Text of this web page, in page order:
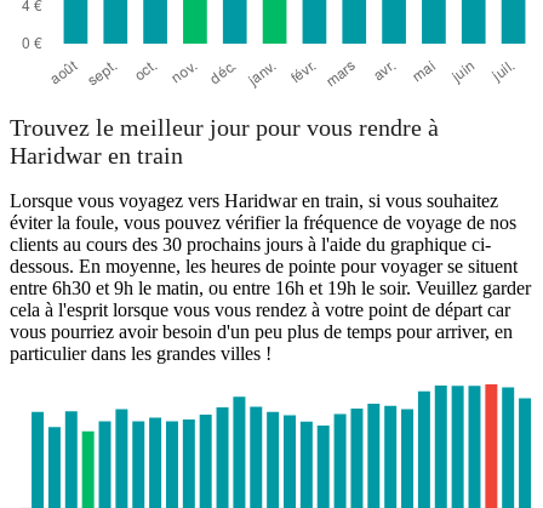
Trouvez le meilleur jour pour vous rendre à
Haridwar en train
Lorsque vous voyagez vers Haridwar en train, si vous souhaitez
éviter la foule, vous pouvez vérifier la fréquence de voyage de nos
clients au cours des 30 prochains jours à l'aide du graphique ci-
dessous. En moyenne, les heures de pointe pour voyager se situent
entre 6h30 et 9h le matin, ou entre 16h et 19h le soir. Veuillez garder
cela à l'esprit lorsque vous vous rendez à votre point de départ car
vous pourriez avoir besoin d'un peu plus de temps pour arriver, en
particulier dans les grandes villes !